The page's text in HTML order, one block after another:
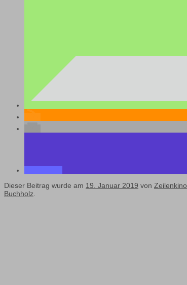
Dieser Beitrag wurde am 19. Januar 2019 von Zeilenkino
Buchholz.